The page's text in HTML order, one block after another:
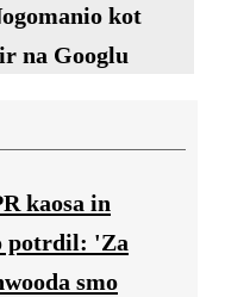
kot
na Googlu
kaosa in
potrdil: 'Za
smo